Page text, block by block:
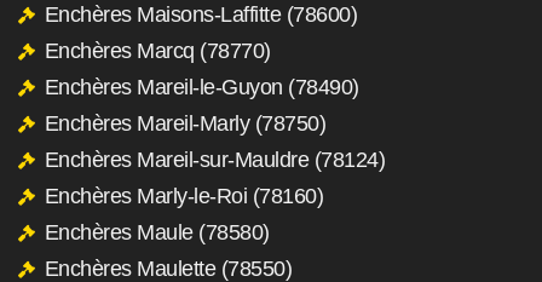
Enchères Maisons-Laffitte (78600)
Enchères Marcq (78770)
Enchères Mareil-le-Guyon (78490)
Enchères Mareil-Marly (78750)
Enchères Mareil-sur-Mauldre (78124)
Enchères Marly-le-Roi (78160)
Enchères Maule (78580)
Enchères Maulette (78550)